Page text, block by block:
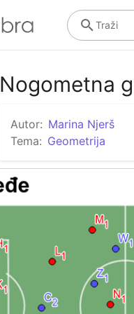
Traži
Nogometna
Autor: Marina Njerš
Tema: Geometrija